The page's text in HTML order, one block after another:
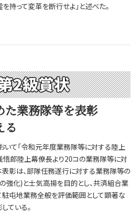
持って変革を断行せよ」と述べた。
2級賞状
業務隊等を表彰
る
て「令和元年度業務隊等に対する陸上
悟郎陸上幕僚長より20コの業務隊等に対
彰は、部隊任務遂行に対する業務隊等の
化)と士気高揚を目的とし、共済組合業
屯地業務全般を評価範囲として顕著な
ている。